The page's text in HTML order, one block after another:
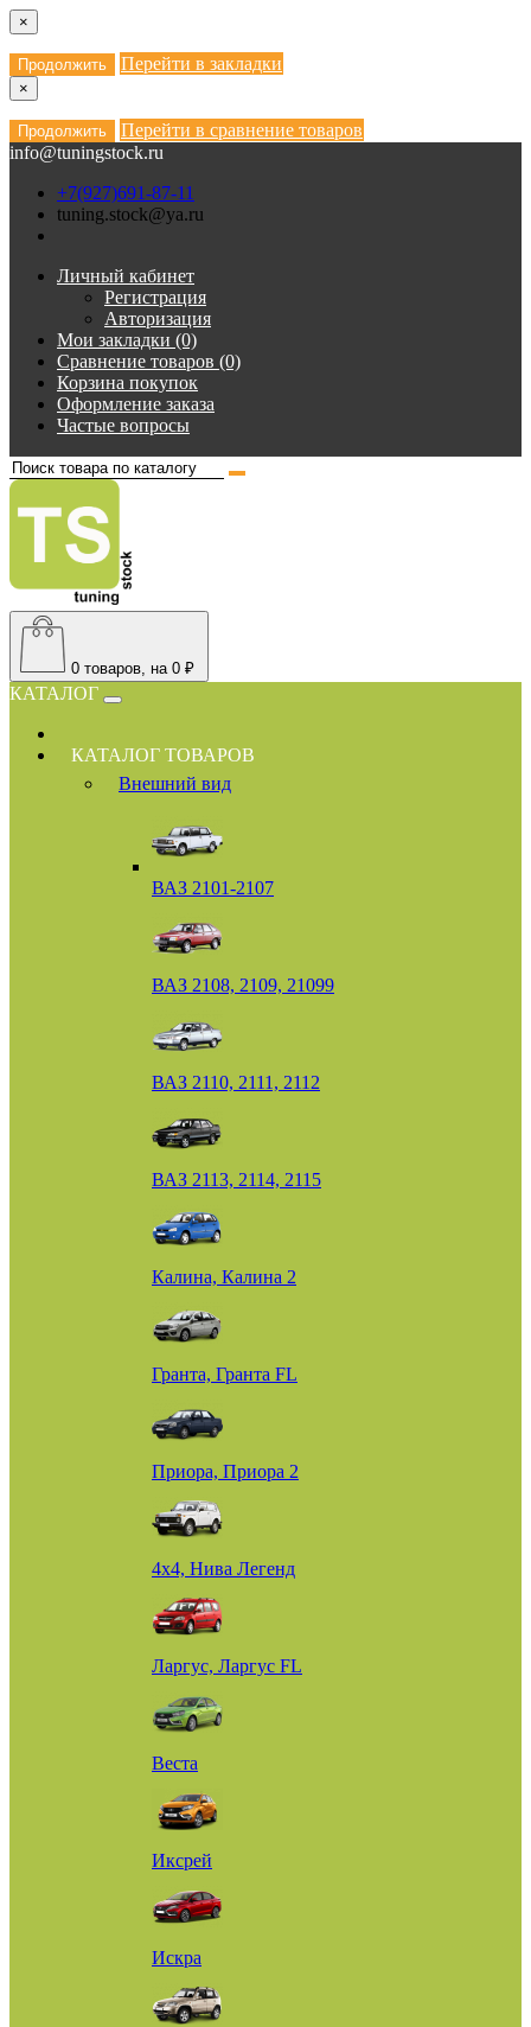
×
Продолжить Перейти в закладки
×
Продолжить
Перейти в сравнение товаров
info@tuningstock.ru
+7(927)691-87-11
tuning.stock@ya.ru
Личный кабинет
Регистрация
Авторизация
Мои закладки (0)
Сравнение товаров (0)
Корзина покупок
Оформление заказа
Частые вопросы
0 товаров, на 0 ₽
КАТАЛОГ
КАТАЛОГ ТОВАРОВ
Внешний вид
ВАЗ 2101-2107
ВАЗ 2108, 2109, 21099
ВАЗ 2110, 2111, 2112
ВАЗ 2113, 2114, 2115
Калина, Калина 2
Гранта, Гранта FL
Приора, Приора 2
4х4, Нива Легенд
Ларгус, Ларгус FL
Веста
Иксрей
Искра